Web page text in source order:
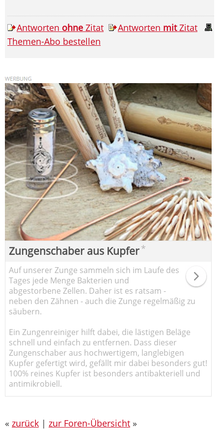
Antworten ohne Zitat Antworten mitZitat
Themen-Abo bestellen
Zungenschaber aus Kupfer*
Auf unserer Zunge sammeln sich im Laufe des
Tages jede Menge Bakterien und
abgestorbene Zellen. Daher ist es ratsam -
neben den Zähnen - auch die Zunge regelmäßig zu
säubern.
Ein Zungenreiniger hilft dabei, die lästigen Beläge
schnell und einfach zu entfernen. Dass dieser
Zungenschaber aus hochwertigem, langlebigen
Kupfer gefertigt wird, gefällt mir dabei besonders gut!
100% reines Kupfer ist besonders antibakteriell und
antimikrobiell.
« zurück | zur Foren-Übersicht »